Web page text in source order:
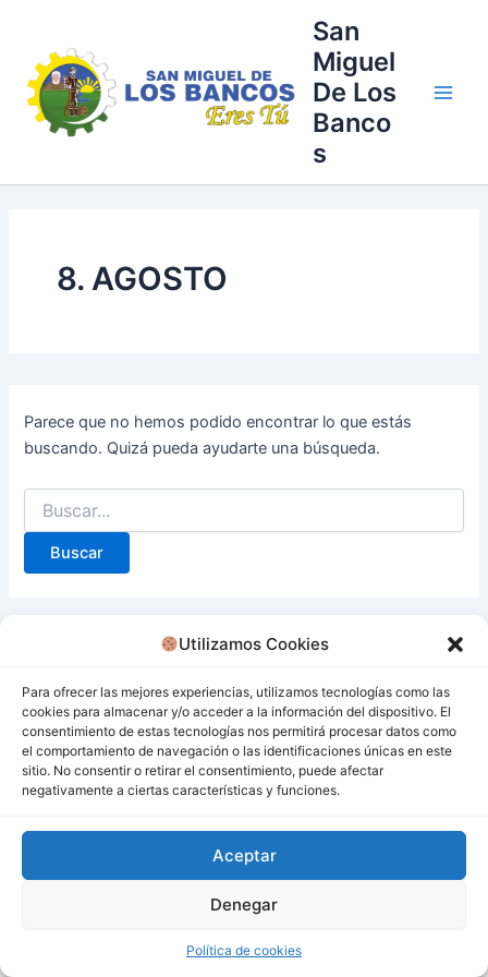
Utilizamos Cookies
Para ofrecer las mejores experiencias, utilizamos tecnologías como las
cookies para almacenar y/o acceder a la información del dispositivo. El
consentimiento de estas tecnologías nos permitirá procesar datos como
el comportamiento de navegación o las identificaciones únicas en este
sitio. No consentir o retirar el consentimiento, puede afectar
negativamente a ciertas características y funciones.
Aceptar
Denegar
Política de cookies
contenido
San
Miguel
De Los
Banco
s
8. AGOSTO
Parece que no hemos podido encontrar lo que estás
buscando. Quizá pueda ayudarte una búsqueda.
Todos los derechos © 2026 San Miguel De Los Bancos |